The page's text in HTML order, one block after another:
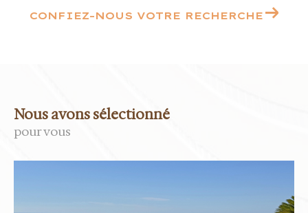
CONFIEZ-NOUS VOTRE RECHERCHE
Nous avons sélectionné
pour vous